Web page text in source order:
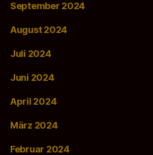
September 2024
August 2024
Juli 2024
Juni 2024
April 2024
März 2024
Februar 2024